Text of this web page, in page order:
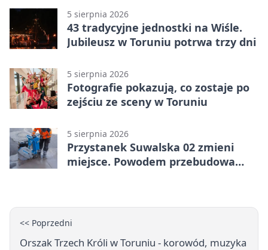
5 sierpnia 2026
43 tradycyjne jednostki na Wiśle.
Jubileusz w Toruniu potrwa trzy dni
5 sierpnia 2026
Fotografie pokazują, co zostaje po
zejściu ze sceny w Toruniu
5 sierpnia 2026
Przystanek Suwalska 02 zmieni
miejsce. Powodem przebudowa
<< Poprzedni
Orszak Trzech Króli w Toruniu - korowód, muzyka